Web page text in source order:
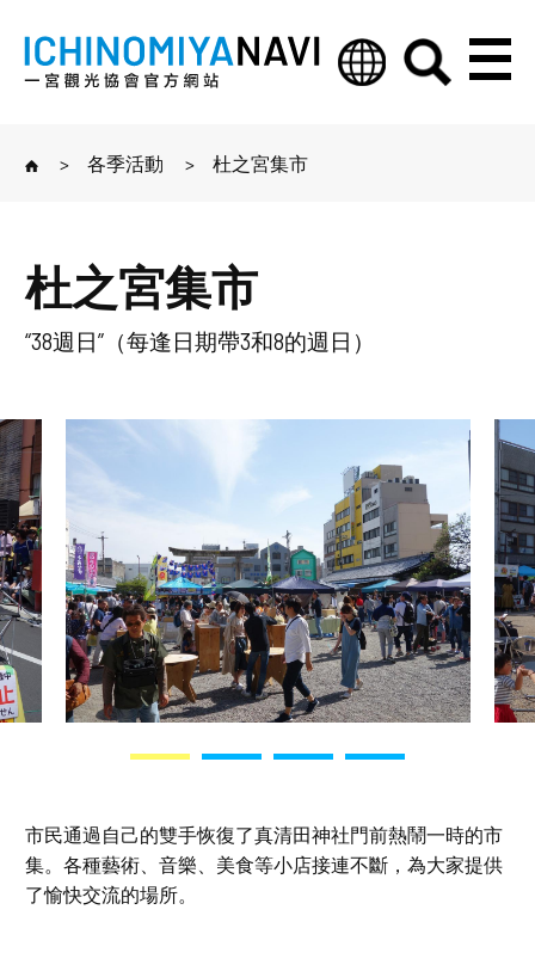
> 各季活動 > 杜之宮集市
杜之宮集市
“38週日”（每逢日期帶3和8的週日）
市民通過自己的雙手恢復了真清田神社門前熱鬧一時的市
集。各種藝術、音樂、美食等小店接連不斷，為大家提供
了愉快交流的場所。